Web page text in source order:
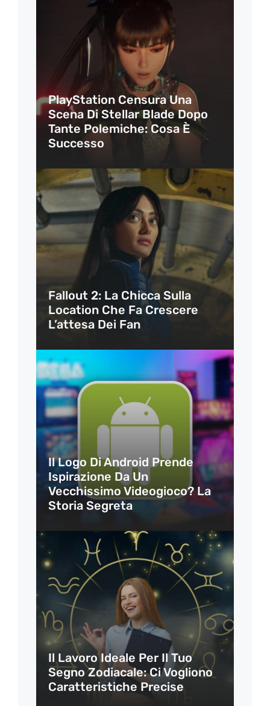
PlayStation Censura Una
Scena Di Stellar Blade Dopo
Tante Polemiche: Cosa È
Successo
Fallout 2: La Chicca Sulla
Location Che Fa Crescere
L’attesa Dei Fan
Il Logo Di Android Prende
Ispirazione Da Un
Vecchissimo Videogioco? La
Storia Segreta
Il Lavoro Ideale Per Il Tuo
Segno Zodiacale: Ci Vogliono
Caratteristiche Precise